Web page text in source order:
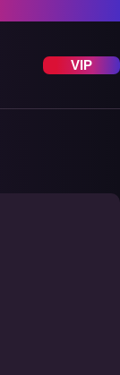
VIP